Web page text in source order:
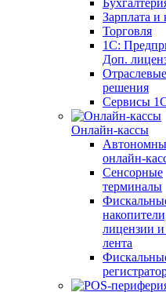
Зарплата и
Торговля
1C:
Доп.
Отраслевые
решения
Сервисы
Онлайн-кассы
онлайн-
Сенсорные
терминалы
лицензии и
лента